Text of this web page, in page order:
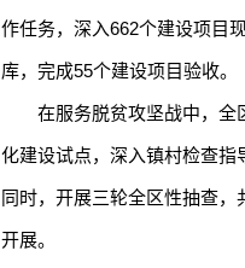
作任务，深入662个建设项目
库，完成55个建设项目验收。
在服务脱贫攻坚战中，全
化建设试点，深入镇村检查指
同时，开展三轮全区性抽查
开展。